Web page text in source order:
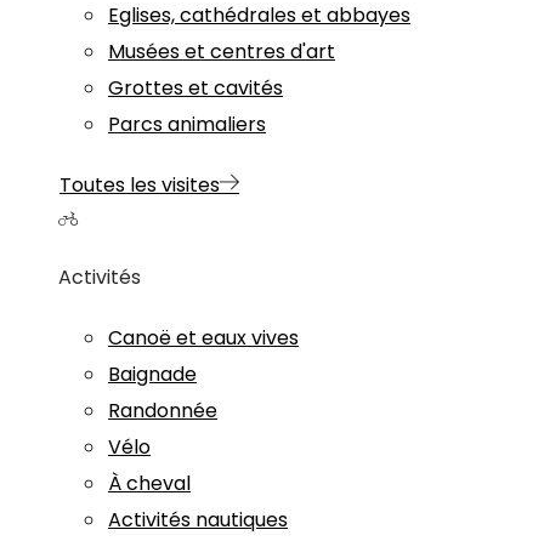
Eglises, cathédrales et abbayes
Musées et centres d'art
Grottes et cavités
Parcs animaliers
Toutes les visites
Activités
Canoë et eaux vives
Baignade
Randonnée
Vélo
À cheval
Activités nautiques